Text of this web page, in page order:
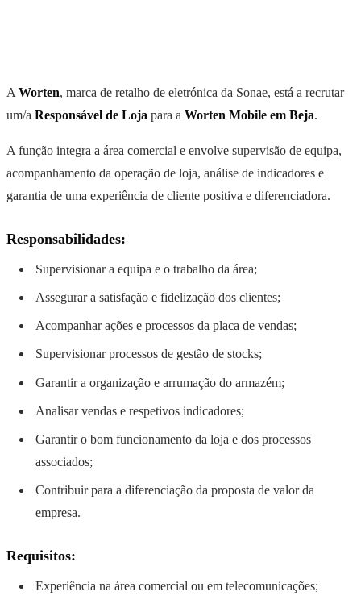
A Worten, marca de retalho de eletrónica da Sonae, está a recrutar
um/a Responsável de Loja para a Worten Mobile em Beja.
A função integra a área comercial e envolve supervisão de equipa,
acompanhamento da operação de loja, análise de indicadores e
garantia de uma experiência de cliente positiva e diferenciadora.
Responsabilidades:
Supervisionar a equipa e o trabalho da área;
Assegurar a satisfação e fidelização dos clientes;
Acompanhar ações e processos da placa de vendas;
Supervisionar processos de gestão de stocks;
Garantir a organização e arrumação do armazém;
Analisar vendas e respetivos indicadores;
Garantir o bom funcionamento da loja e dos processos
associados;
Contribuir para a diferenciação da proposta de valor da
empresa.
Requisitos:
Experiência na área comercial ou em telecomunicações;